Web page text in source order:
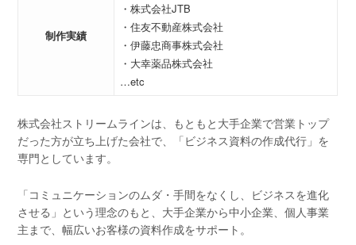
制作実績
・株式会社JTB
・住友不動産株式会社
・伊藤忠商事株式会社
・大幸薬品株式会社
…etc
株式会社ストリームラインは、もともと大手企業で営業トップ
だった方が立ち上げた会社で、「ビジネス資料の作成代行」を
専門としています。
「コミュニケーションのムダ・手間をなくし、ビジネスを進化
させる」という理念のもと、大手企業から中小企業、個人事業
主まで、幅広いお客様の資料作成をサポート。